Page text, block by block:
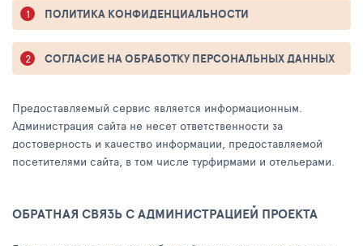
ПОЛИТИКА КОНФИДЕНЦИАЛЬНОСТИ
СОГЛАСИЕ НА ОБРАБОТКУ ПЕРСОНАЛЬНЫХ ДАННЫХ
Предоставляемый сервис является информационным.
Администрация сайта не несет ответственности за
достоверность и качество информации, предоставляемой
посетителями сайта, в том числе турфирмами и отельерами.
ОБРАТНАЯ СВЯЗЬ С АДМИНИСТРАЦИЕЙ ПРОЕКТА